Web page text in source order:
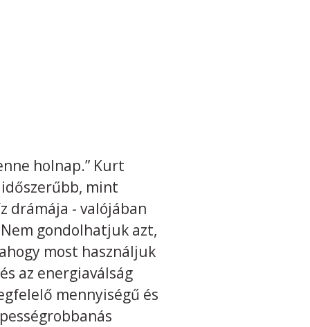
holnap.” Kurt
mint
drámája - valójában
gondolhatjuk azt,
most használjuk
az energiaválság
mennyiségű és